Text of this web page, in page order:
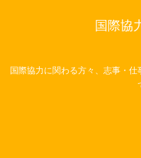
国際協
国際協力に関わる方々、志事・